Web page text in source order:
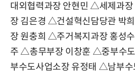
대외협력과장 안현민△세제과
장 김은경 △건설혁신담당관 박
장 원충희 △주거복지과장 홍성수
주△총무부장 이창훈 △중부수
부수도사업소장 유정태 △남부수